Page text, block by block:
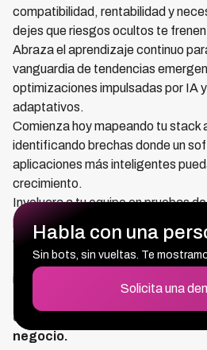
compatibilidad, rentabilidad y
dejes que riesgos ocultos te
Abraza el aprendizaje continuo
vanguardia de tendencias
optimizaciones impulsadas por IA
adaptativos.
Comienza hoy mapeando tu stack
identificando brechas donde un
aplicaciones más inteligentes
crecimiento.
Involucra a tu equipo en pruebas
piloto que aceleren la entrega sin
estabilidad.
Recuerda, el futuro pertenece a
intención y se mueven con
Tus elecciones de software no
de TI: son la base de la agilidad
negocio.
Habla con una
Sin bots, sin vueltas. Te
Solicita una